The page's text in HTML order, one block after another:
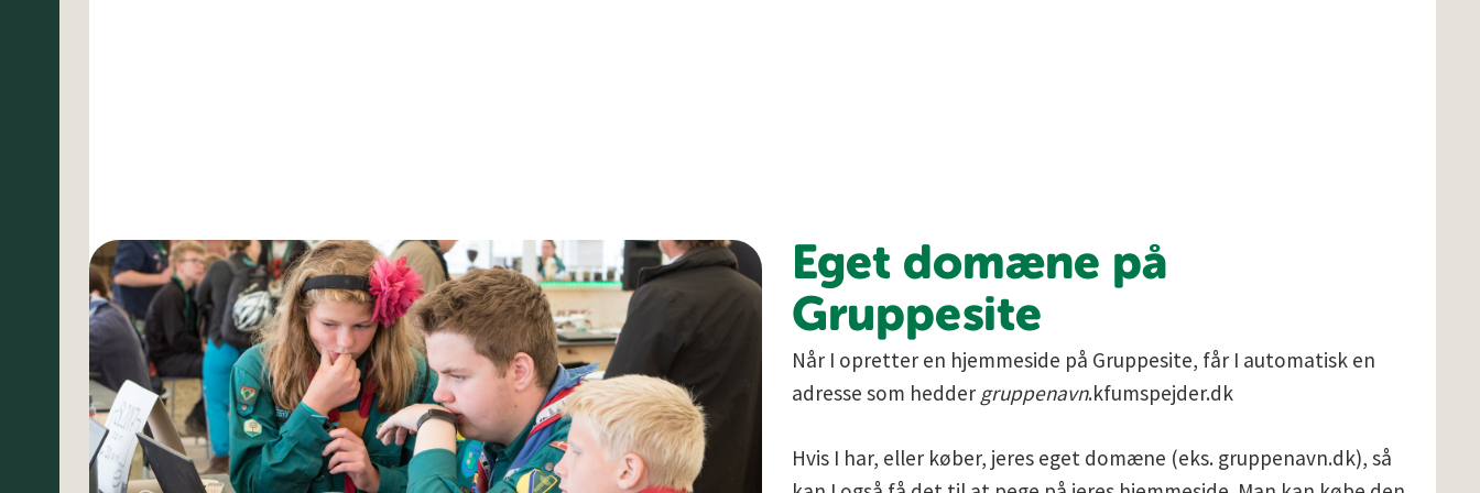
Eget domæne på
Gruppesite
Når I opretter en hjemmeside på Gruppesite, får I automatisk en
adresse som hedder gruppenavn.kfumspejder.dk
Hvis I har, eller køber, jeres eget domæne (eks. gruppenavn.dk), så